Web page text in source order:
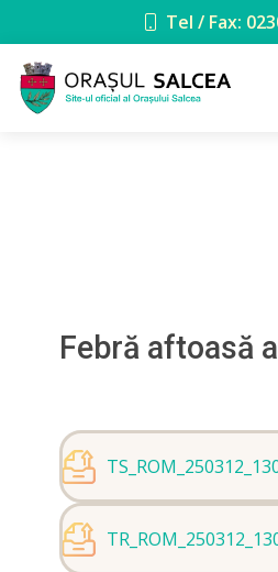
Tel / Fax:
Febră aftoasă